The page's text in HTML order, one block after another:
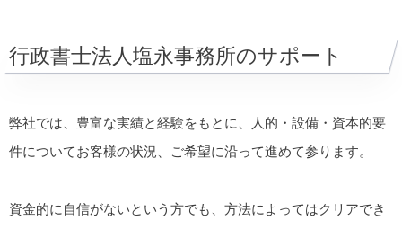
行政書士法人塩永事務所のサポート
弊社では、豊富な実績と経験をもとに、人的・設備・資本的要
件についてお客様の状況、ご希望に沿って進めて参ります。
資金的に自信がないという方でも、方法によってはクリアでき